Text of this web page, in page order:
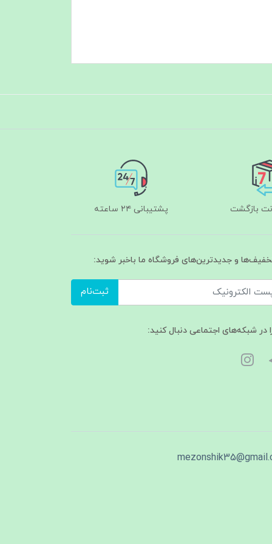
پشتیبانی ۲۴ ساعته
و جدیدترین‌های فروشگاه ما باخبر شوید:
ثبت‌نام
در شبکه‌های اجتماعی دنبال کنید: